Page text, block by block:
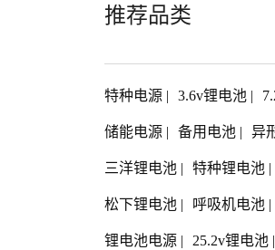
推荐品类
特种电源 | 3.6v锂电池 |
储能电源 | 备用电池 | 异
三洋锂电池 | 特种锂电池 |
松下锂电池 | 呼吸机电池 |
锂电池电源 | 25.2v锂电池 |